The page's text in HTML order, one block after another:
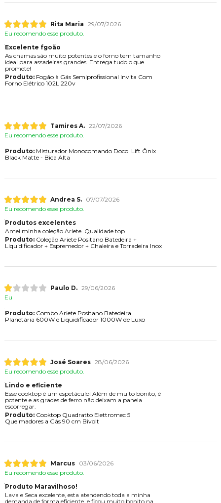
Rita Maria 29/07/2026
Eu recomendo esse produto.
Excelente fgoão
As chamas são muito potentes e o forno tem tamanho
ideal para assadeiras grandes. Entrega tudo o que
promete!
Produto:Fogão à Gás Semiprofissional Invita Com
Forno Elétrico 102L 220v
Tamires A. 22/07/2026
Eu recomendo esse produto.
Produto:Misturador Monocomando Docol Lift Ônix
Black Matte - Bica Alta
Andrea S.
07/07/2026
Eu recomendo esse produto.
Produtos excelentes
Amei minha coleção Ariete. Qualidade top
Produto:Coleção Ariete Positano Batedeira +
Liquidificador + Espremedor + Chaleira e Torradeira Inox
Paulo D. 29/06/2026
Eu
Produto:Combo Ariete Positano Batedeira
Planetária 600W e Liquidificador 1000W de Luxo
José Soares 28/06/2026
Eu recomendo esse produto.
Lindo e eficiente
Esse cooktop é um espetáculo! Além de muito bonito, é
potente e as grades de ferro não deixam a panela
escorregar.
Produto:Cooktop Quadratto Elettromec 5
Queimadores a Gás 90 cm Bivolt
Marcus
03/06/2026
Eu recomendo esse produto.
Produto Maravilhoso!
Lava e Seca excelente, esta atendendo toda a minha
demanda de forma eficiente, e ficou muito bonito na